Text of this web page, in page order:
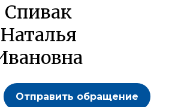
Спивак
Наталья
Отправить обращение